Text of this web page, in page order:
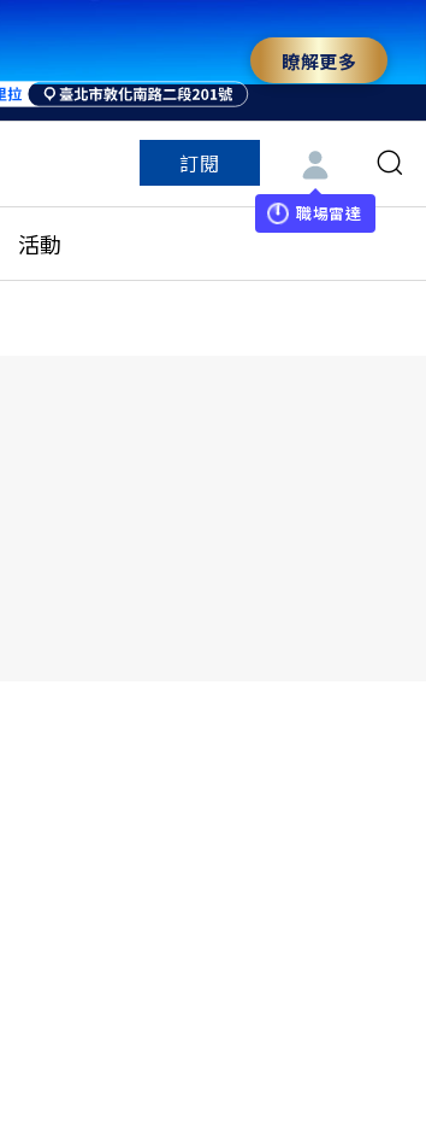
瞭解更多
訂閱
職場雷達
活動
特色頻道